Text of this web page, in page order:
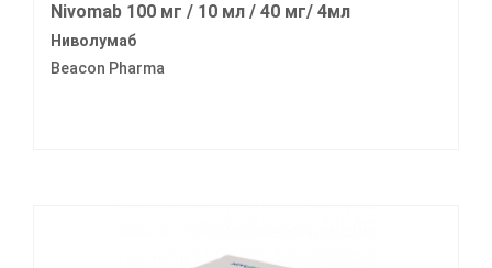
Nivomab 100 мг / 10 мл / 40 мг/ 4мл
Ниволумаб
Beacon Pharma